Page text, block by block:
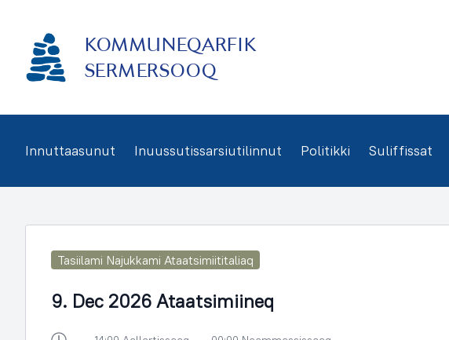
KOMMUNEQARFIK
SERMERSOOQ
Innuttaasunut Inuussutissarsiutilinnut Politikki Suliffissat
Tasiilami Najukkami Ataatsimiititaliaq
9. Dec 2026 Ataatsimiineq